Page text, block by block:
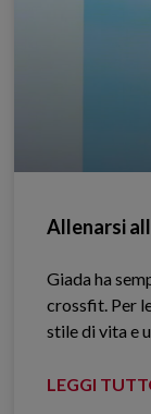
Allenarsi
Giada ha
crossfit. Per
stile di vita e
LEGGI